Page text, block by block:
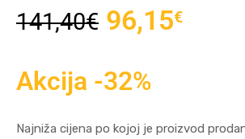
141,40€ 96,15€
Akcija -32%
Najniža cijena po kojoj je proizvod